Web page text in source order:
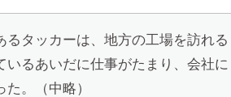
タッカーは、地方の工場を訪れる
るあいだに仕事がたまり、会社に
。（中略）